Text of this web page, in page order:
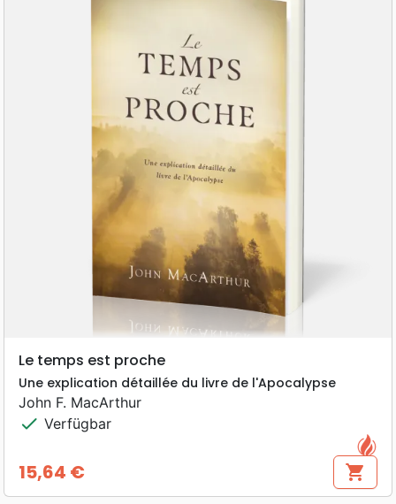
Le temps est proche
Une explication détaillée du livre de l'Apocalypse
John F. MacArthur
check Verfügbar
Preis
15,64 € shopping_cart